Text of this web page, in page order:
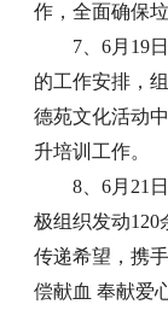
作，全面确保
7、6月19
的工作安排，
德苑文化活动
升培训工作。
8、6月21
极组织发动120
传递希望，携
偿献血 奉献爱